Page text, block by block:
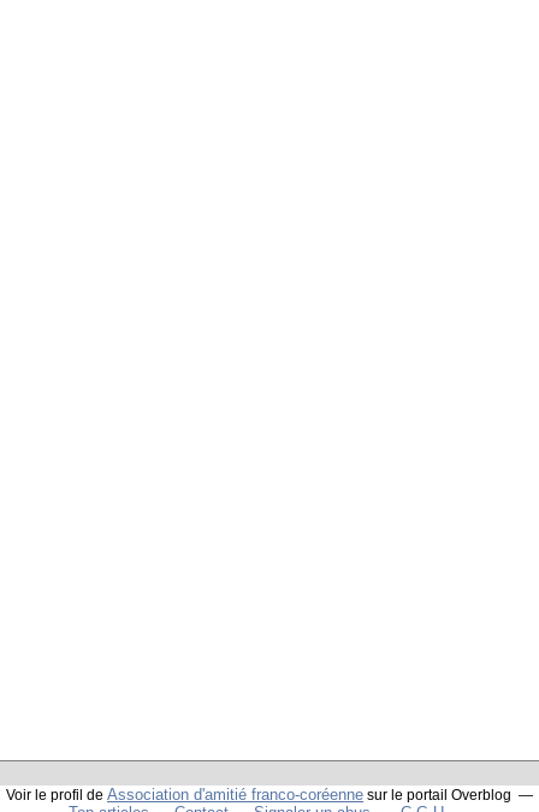
Voir le profil de Association d'amitié franco-coréenne sur le portail Overblog